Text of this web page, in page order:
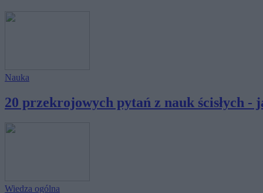
Nauka
20 przekrojowych pytań z nauk ścisłych -
Wiedza ogólna